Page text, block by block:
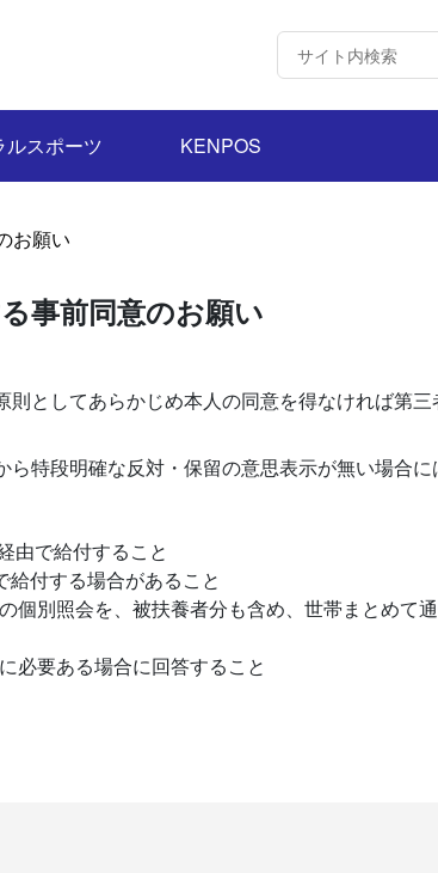
ルスポーツ KENPOS
お願い
事前同意のお願い
としてあらかじめ本人の同意を得なければ第三
特段明確な反対・保留の意思表示が無い場合に
由で給付すること
付する場合があること
別照会を、被扶養者分も含め、世帯まとめて
必要ある場合に回答すること